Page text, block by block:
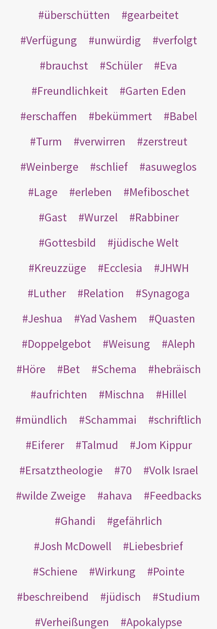
überschütten
gearbeitet
Verfügung
unwürdig
verfolgt
brauchst
Schüler
Eva
Freundlichkeit
Garten Eden
erschaffen
bekümmert
Babel
Turm
verwirren
zerstreut
Weinberge
schlief
asuweglos
Lage
erleben
Mefiboschet
Gast
Wurzel
Rabbiner
Gottesbild
jüdische Welt
Kreuzzüge
Ecclesia
JHWH
Luther
Relation
Synagoga
Jeshua
Yad Vashem
Quasten
Doppelgebot
Weisung
Aleph
Höre
Bet Schema
hebräisch
aufrichten
Mischna
Hillel
mündlich
Schammai
schriftlich
Eiferer
Talmud
Jom Kippur
Ersatztheologie
70
Volk Israel
wilde Zweige
ahava
Feedbacks
Ghandi
gefährlich
Josh McDowell
Liebesbrief
Schiene
Wirkung
Pointe
beschreibend
jüdisch
Studium
Verheißungen
Apokalypse